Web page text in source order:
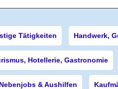
Tätigkeiten Handwerk,
Hotellerie, Gastronomie
& Aushilfen